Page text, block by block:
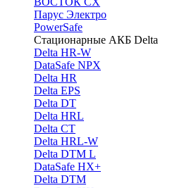
Парус Электро
PowerSafe
Стационарные АКБ Delta
Delta HR-W
DataSafe NPX
Delta HR
Delta EPS
Delta DT
Delta HRL
Delta CT
Delta HRL-W
Delta DTM L
DataSafe HX+
Delta DTM